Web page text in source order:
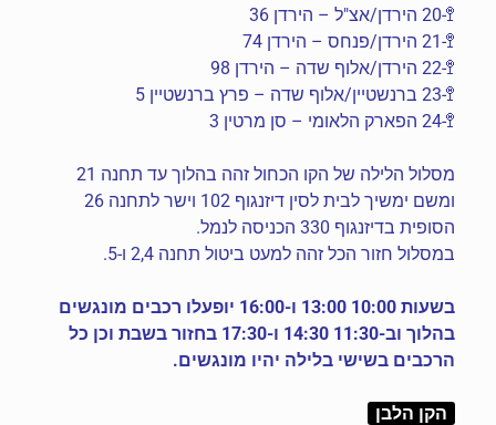
🚏-20 הירדן/אצ"ל – הירדן 36
🚏-21 הירדן/פנחס – הירדן 74
🚏-22 הירדן/אלוף שדה – הירדן 98
🚏-23 ברנשטיין/אלוף שדה – פרץ ברנשטיין 5
🚏-24 הפארק הלאומי – סן מרטין 3
מסלול הלילה של הקו הכחול זהה בהלוך עד תחנה 21
ומשם ימשיך לבית לסין דיזנגוף 102 וישר לתחנה 26
הסופית בדיזנגוף 330 הכניסה לנמל.
במסלול חזור הכל זהה למעט ביטול תחנה 2,4 ו-5.
בשעות 10:00 13:00 ו-16:00 יופעלו רכבים מונגשים
בהלוך וב-11:30 14:30 ו-17:30 בחזור בשבת וכן כל
הרכבים בשישי בלילה יהיו מונגשים.
הקן הלבן